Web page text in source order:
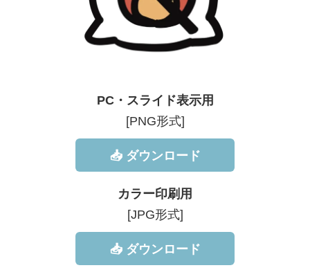
PC・スライド表示用
[PNG形式]
📥 ダウンロード
カラー印刷用
[JPG形式]
📥 ダウンロード